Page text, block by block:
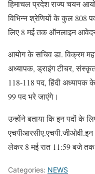
हिमाचल प्रदेश राज्य चयन
विभिन्न श्रेणियों के कुल 808
लिए 8 मई तक ऑनलाइन
आयोग के सचिव डा. विक्रम
अध्यापक, ड्राइंग टीचर,
118-118 पद, हिंदी
99 पद भरे जाएंगे।
उन्होंने बताया कि इन पदों के
लेकर 8 मई रात 11:59 बजे तक
Categories: NEWS